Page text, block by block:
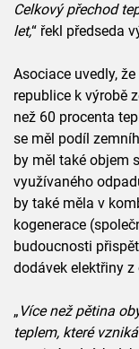
Celkový přechod
let,“ řekl předseda
Asociace uvedly,
republice k výrobě
než 60 procenta
se měl podíl
by měl také objem
využívaného
by také měla v
kogenerace
budoucnosti
dodávek elektřiny
„ Více než pětina
teplem, které